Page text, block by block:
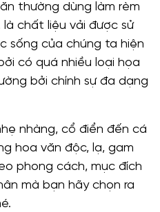
thường dùng làm rèm
chất liệu vải được sử
sống của chúng ta hiện
có quá nhiều loại họa
bởi chính sự đa dạng
nhàng, cổ điển đến cá
hoa văn độc, lạ, gam
phong cách, mục đích
mà bạn hãy chọn ra